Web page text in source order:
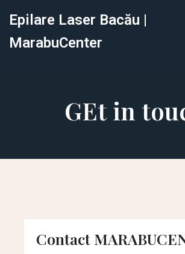
la
Epilare Laser Bacău |
MarabuCenter
GEt in
Contact